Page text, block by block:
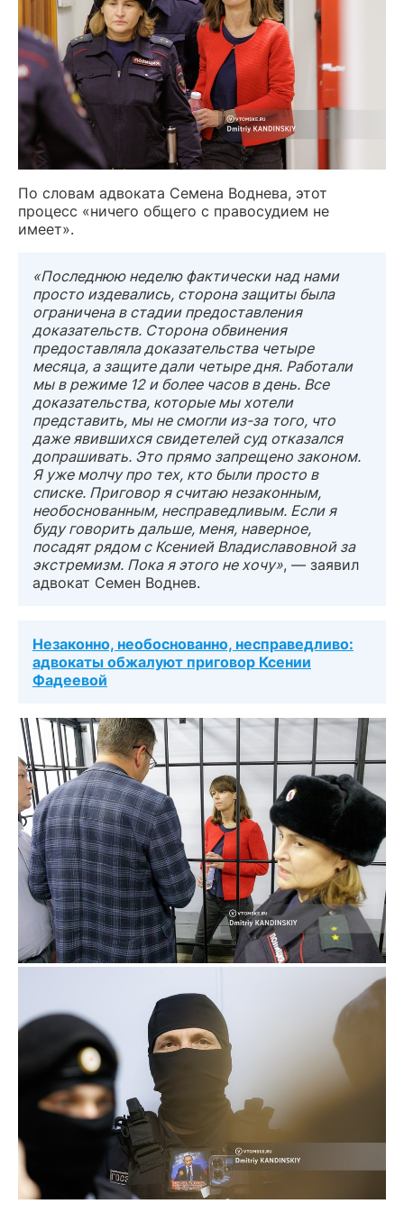
По словам адвоката Семена Воднева, этот
процесс «ничего общего с правосудием не
имеет».
«Последнюю неделю фактически над нами
просто издевались, сторона защиты была
ограничена в стадии предоставления
доказательств. Сторона обвинения
предоставляла доказательства четыре
месяца, а защите дали четыре дня. Работали
мы в режиме 12 и более часов в день. Все
доказательства, которые мы хотели
представить, мы не смогли из-за того, что
даже явившихся свидетелей суд отказался
допрашивать. Это прямо запрещено законом.
Я уже молчу про тех, кто были просто в
списке. Приговор я считаю незаконным,
необоснованным, несправедливым. Если я
буду говорить дальше, меня, наверное,
посадят рядом с Ксенией Владиславовной за
экстремизм. Пока я этого не хочу», — заявил
адвокат Семен Воднев.
Незаконно, необоснованно, несправедливо:
адвокаты обжалуют приговор Ксении
Фадеевой